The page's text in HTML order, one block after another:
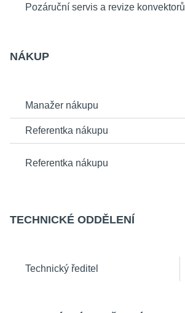
Pozáruční servis a revize konvektorů
NÁKUP
Manažer nákupu
Referentka nákupu
Referentka nákupu
TECHNICKÉ ODDĚLENÍ
Technický ředitel